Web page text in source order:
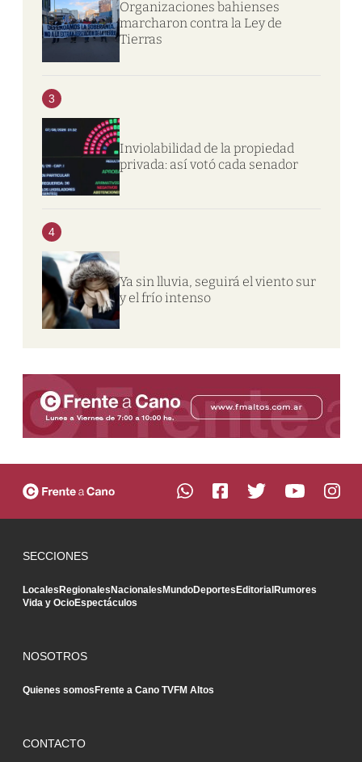
Organizaciones bahienses
marcharon contra la Ley de
Tierras
3
Inviolabilidad de la propiedad
privada: así votó cada senador
4
Ya sin lluvia, seguirá el viento sur
y el frío intenso
SECCIONES
LocalesRegionalesNacionalesMundoDeportesEditorialRumores
Vida y OcioEspectáculos
NOSOTROS
Quienes somosFrente a Cano TVFM Altos
CONTACTO